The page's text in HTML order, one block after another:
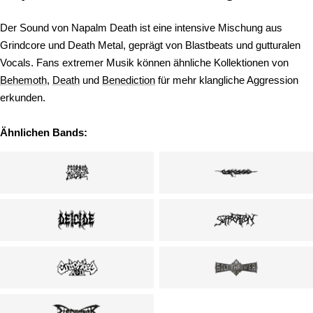
Der Sound von Napalm Death ist eine intensive Mischung aus
Grindcore und Death Metal, geprägt von Blastbeats und gutturalen
Vocals. Fans extremer Musik können ähnliche Kollektionen von
Behemoth, Death und Benediction für mehr klangliche Aggression
erkunden.
Ähnlichen Bands: